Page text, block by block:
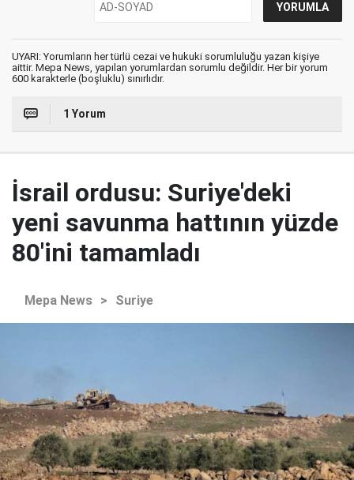
UYARI: Yorumların her türlü cezai ve hukuki sorumluluğu yazan kişiye
aittir. Mepa News, yapılan yorumlardan sorumlu değildir. Her bir yorum
600 karakterle (boşluklu) sınırlıdır.
1 Yorum
İsrail ordusu: Suriye'deki
yeni savunma hattının yüzde
80'ini tamamladı
Mepa News > Suriye